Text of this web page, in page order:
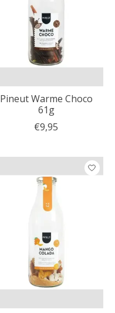
Pineut Warme Choco
61g
€9,95